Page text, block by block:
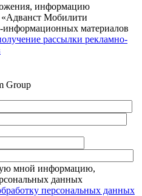
информацию
Мобилити
материалов
рассылки рекламно-
Group
мной информацию,
данных
персональных данных